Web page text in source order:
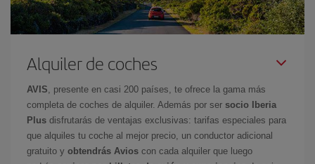
Alquiler de coches
AVIS , presente en casi 200 países, te ofrece la gama más
completa de coches de alquiler. Además por ser socio Iberia
Plus disfrutarás de ventajas exclusivas: tarifas especiales para
que alquiles tu coche al mejor precio, un conductor adicional
gratuito y obtendrás Avios con cada alquiler que luego